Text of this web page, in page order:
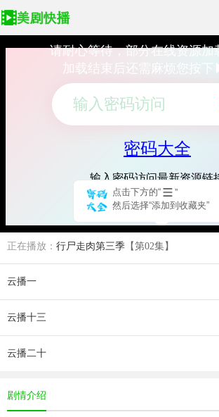
请耐心等待，部分在线资源加
加载结束后还需麻烦您按
正在播放： 行尸走肉第三季 【第02集】
云播一
云播十三
云播二十
剧情介绍